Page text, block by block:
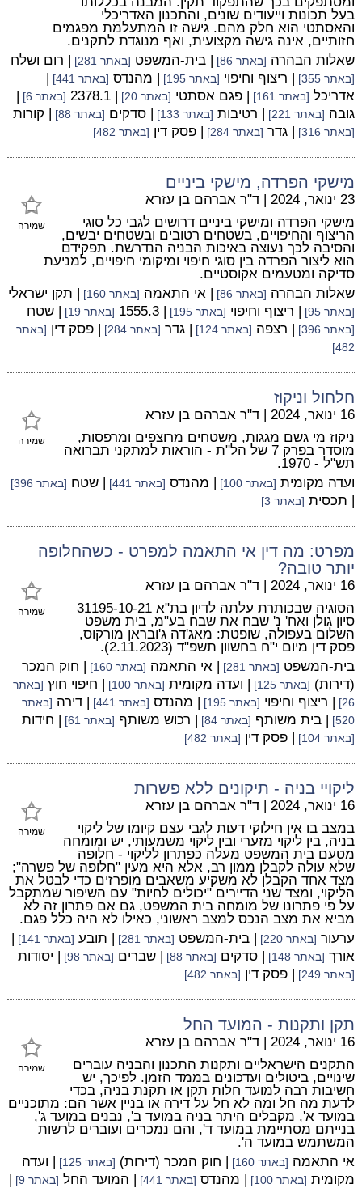
בעל תכונות וייעודים שונים, והתכנון האדריכלי
והאסתטי הוא חלק מהם. גישה זו המתעלמת מפגמים
חזותיים, אינה גישה מקצועית, ואף מנוגדת לתקנים.
שאלות הבהרה [באתר 86] | בית-המשפט [באתר 281] | רום ושלח
[באתר 355] | ריצוף וחיפוי [באתר 195] | מהנדס [באתר 441]
|
אדריכל [באתר 161] | פגם אסתטי [באתר 20] | 2378.1 [באתר 6]
|
גובה [באתר 221] | רטיבות [באתר 133] | סדקים [באתר 88] | קורות
[באתר 316] | גדר [באתר 284] | פסק דין [באתר 482]
מישקי הפרדה, מישקי ביניים
שמירה
23 ינואר, 2024 | ד"ר אברהם בן עזרא
מישקי הפרדה ומישקי ביניים דרושים לגבי כל סוגי
הריצוף והחיפויים, בשטחים רטובים ובשטחים יבשים,
והסיבה לכך נעוצה באיכות הבניה הנדרשת. תפקידם
הוא ליצור הפרדה בין סוגי חיפוי ומיקומי חיפויים, למניעת
סדיקה ומטעמים אקוסטיים.
שאלות הבהרה [באתר 86] | אי התאמה [באתר 160] | תקן ישראלי
[באתר 95] | ריצוף וחיפוי [באתר 195] | 1555.3 [באתר 19] | שטח
[באתר 396] | רצפה [באתר 124] | גדר [באתר 284] | פסק דין [באתר
482]
חלחול וניקוז
שמירה
16 ינואר, 2024 | ד"ר אברהם בן עזרא
ניקוז מי גשם מגגות, משטחים מרוצפים ומרפסות,
מוסדר בפרק 7 של הל"ת - הוראות למתקני תברואה
תש"ל - 1970.
ועדה מקומית [באתר 100] | מהנדס [באתר 441] | שטח [באתר 396]
| תכסית [באתר 3]
מפרט: מה דין אי התאמה למפרט - כשהחלופה
יותר טובה?
שמירה
16 ינואר, 2024 | ד"ר אברהם בן עזרא
הסוגיה שבכותרת עלתה לדיון בת"א 31195-10-21
סיון גולן ואח' נ' שבח את שבח בע"מ, בית משפט
השלום בעפולה, שופטת: מאג'דה ג'ובראן מורקוס,
פסק דין מיום י"ח בחשוון תשפ"ד (2.11.2023).
בית-המשפט [באתר 281] | אי התאמה [באתר 160]
| חוק המכר
(דירות) [באתר 125] | ועדה מקומית [באתר 100] | חיפוי חוץ [באתר
26]
| ריצוף וחיפוי [באתר 195] | מהנדס [באתר 441] | דירה [באתר
520]
| בית משותף [באתר 84] | רכוש משותף [באתר 61] | חידות
[באתר 104] | פסק דין [באתר 482]
ליקויי בניה - תיקונים ללא פשרות
שמירה
16 ינואר, 2024 | ד"ר אברהם בן עזרא
במצב בו אין חילוקי דעות לגבי עצם קיומו של ליקוי
בניה, בין ליקוי מזערי ובין ליקוי משמעותי, יש ומומחה
מטעם בית המשפט מעלה כפתרון לליקוי - חלופה
שלא עולה לקבלן ממון רב, אלא היא מעין "חלופה של פשרה";
מצד אחד הקבלן לא משקיע משאבים מופרזים כדי לבטל את
הליקוי, ומצד שני הדיירים "יכולים לחיות" עם השיפור שמתקבל
על פי פתרונו של מומחה בית המשפט, גם אם פתרון זה לא
מביא את מצב הנכס למצב ראשוני, כאילו לא היה כלל פגם.
ערעור [באתר 220] | בית-המשפט [באתר 281] | תובע [באתר 141]
|
אורך [באתר 148] | סדקים [באתר 88] | שברים [באתר 98] | יסודות
[באתר 249] | פסק דין [באתר 482]
תקן ותקנות - המועד החל
שמירה
16 ינואר, 2024 | ד"ר אברהם בן עזרא
התקנים הישראליים ותקנות התכנון והבניה עוברים
שינויים, ביטולים ועדכונים בממד הזמן. לפיכך, יש
חשיבות רבה למועד חלות תקן או תקנת בניה, בכדי
לדעת מה חל ומה לא חל על דירה או בניין אשר הם: מתוכניים
במועד א', מקבלים היתר בניה במועד ב', נבנים במועד ג',
בנייתם מסתיימת במועד ד', והם נמכרים ועוברים לרשות
המשתמש במועד ה'.
אי התאמה [באתר 160] | חוק המכר (דירות) [באתר 125]
| ועדה
מקומית [באתר 100] | מהנדס [באתר 441] | המועד החל [באתר 9]
|